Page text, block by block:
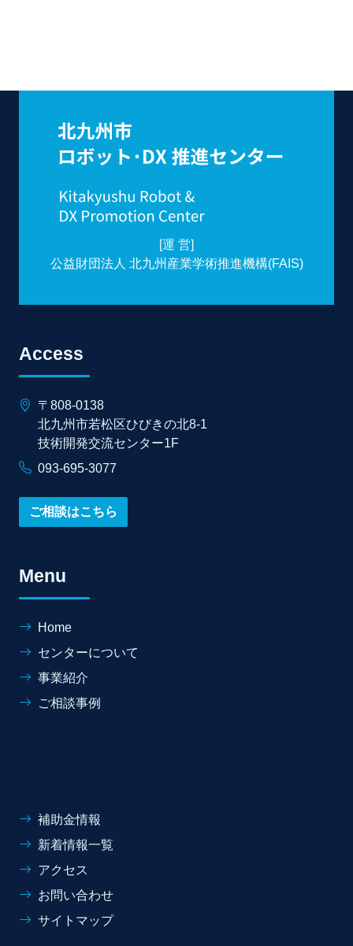
[運 営]
公益財団法人 北九州産業学術推進機構(FAIS)
Access
〒808-0138
北九州市若松区ひびきの北8-1
技術開発交流センター1F
093-695-3077
ご相談はこちら
Menu
Home
センターについて
事業紹介
ご相談事例
補助金情報
新着情報一覧
アクセス
お問い合わせ
サイトマップ